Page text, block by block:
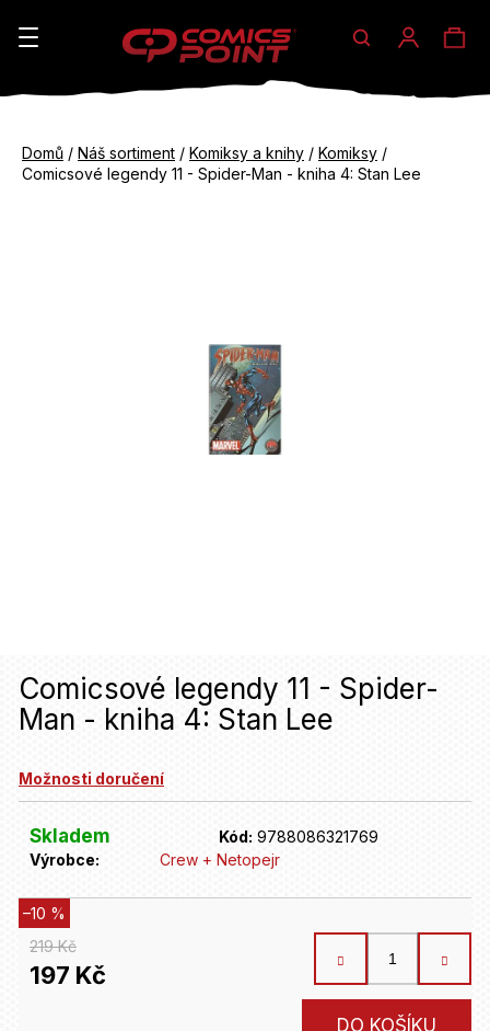
Hledat
Domů / Náš sortiment / Komiksy a knihy / Komiksy /
Comicsové legendy 11 - Spider-Man - kniha 4: Stan Lee
Comicsové legendy 11 - Spider-
Man - kniha 4: Stan Lee
Možnosti doručení
Skladem Kód: 9788086321769
Výrobce:
Crew + Netopejr
219 Kč
–10 %
197 Kč
DO KOŠÍKU
K
do
do
n
a
í
?
D